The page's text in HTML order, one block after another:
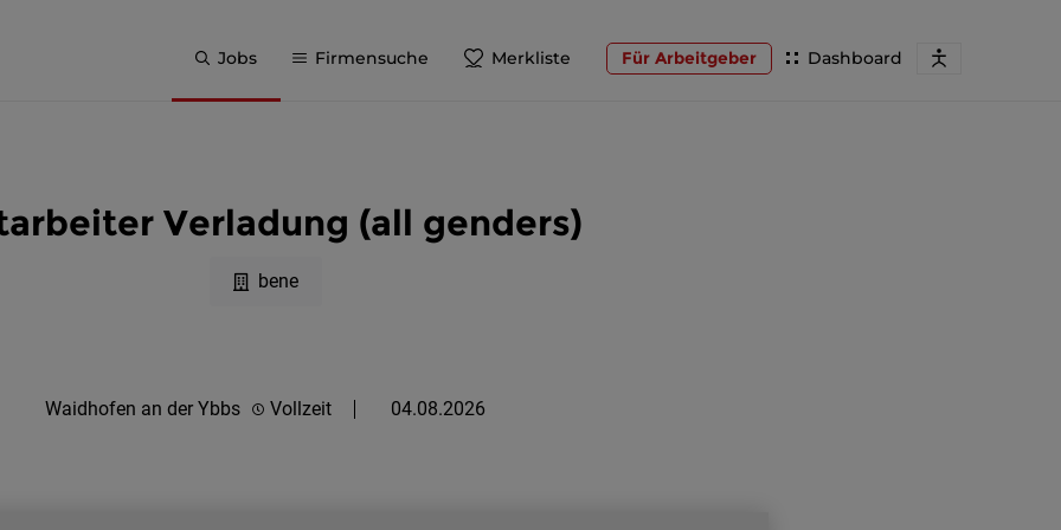
Jobs Firmensuche Merkliste Dashboard
Für Arbeitgeber
Verladung (all genders)
bene
Waidhofen an der Ybbs Vollzeit 04.08.2026